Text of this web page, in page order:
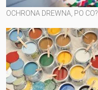
OCHRONA DREWNA, PO CO?